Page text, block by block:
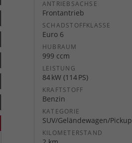
ANTRIEBSACHSE
Frontantrieb
SCHADSTOFFKLASSE
Euro 6
HUBRAUM
999 ccm
LEISTUNG
84 kW (114 PS)
KRAFTSTOFF
Benzin
KATEGORIE
SUV/Geländewagen/Pickup
KILOMETERSTAND